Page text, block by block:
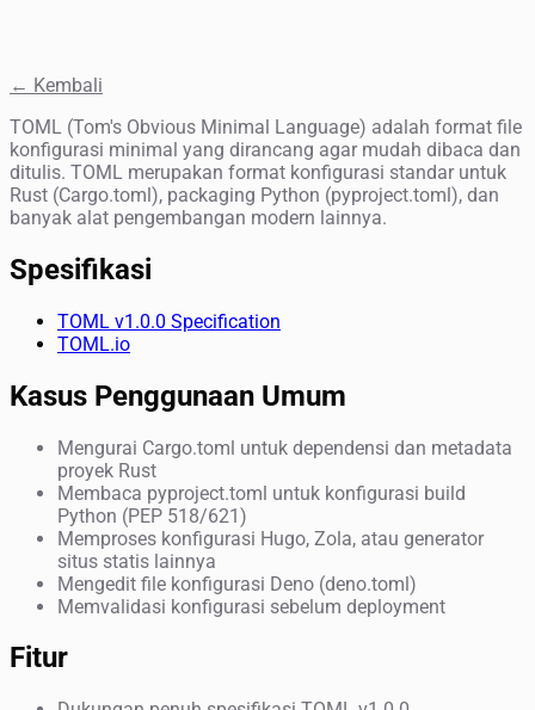
← Kembali
TOML (Tom's Obvious Minimal Language) adalah format file
konfigurasi minimal yang dirancang agar mudah dibaca dan
ditulis. TOML merupakan format konfigurasi standar untuk
Rust (Cargo.toml), packaging Python (pyproject.toml), dan
banyak alat pengembangan modern lainnya.
Spesifikasi
TOML v1.0.0 Specification
TOML.io
Kasus Penggunaan Umum
Mengurai Cargo.toml untuk dependensi dan metadata
proyek Rust
Membaca pyproject.toml untuk konfigurasi build
Python (PEP 518/621)
Memproses konfigurasi Hugo, Zola, atau generator
situs statis lainnya
Mengedit file konfigurasi Deno (deno.toml)
Memvalidasi konfigurasi sebelum deployment
Fitur